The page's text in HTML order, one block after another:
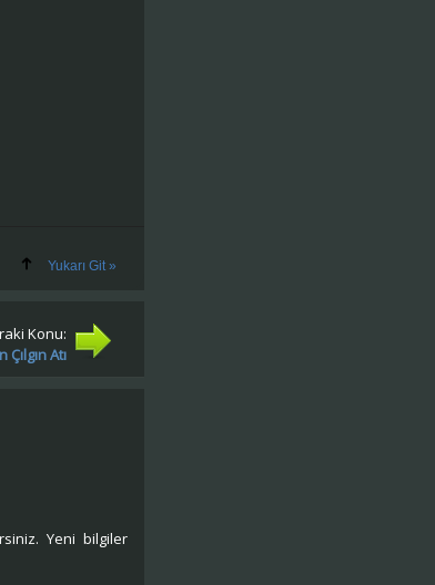
Yukarı Git »
Konu:
Atı
Yeni bilgiler